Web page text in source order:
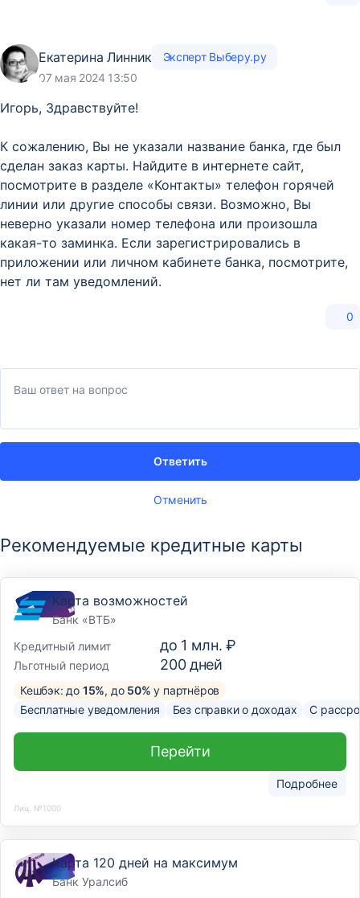
Екатерина Линник
Эксперт Выберу.ру
07 мая 2024 13:50
Игорь, Здравствуйте!
К сожалению, Вы не указали название банка, где был
сделан заказ карты. Найдите в интернете сайт,
посмотрите в разделе «Контакты» телефон горячей
линии или другие способы связи. Возможно, Вы
неверно указали номер телефона или произошла
какая-то заминка. Если зарегистрировались в
приложении или личном кабинете банка, посмотрите,
нет ли там уведомлений.
0
Отменить
Ответить
Рекомендуемые кредитные карты
Карта возможностей
Банк «ВТБ»
Кредитный лимит
до 1 млн. ₽
Льготный период 200дней
Кешбэк: до 15%, до 50% у партнёров
Бесплатные уведомления
Без справки о доходах С
Подробнее
Перейти
Лиц. №1000
Карта 120 дней на максимум
Банк Уралсиб